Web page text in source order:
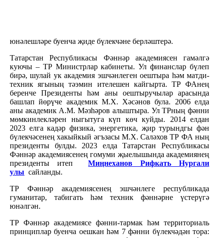
юнәлешләре буенча җиде бүлекчәне берләштерә.
Татарстан Республикасы Фәннәр академиясен гамәлгә
куючы – ТР Министрлар кабинеты. Ул финанслар бүлеп
бирә, шулай ук академия эшчәнлеген оештыра һәм матди-
техник ягының тәэмин ителешен кайгырта. ТР ФАнең
беренче Президенты һәм аны оештыручылар арасында
башлап йөрүче академик М.Х. Хәсәнов була. 2006 елда
аны академик А.М. Мәзһәров алыштыра. Ул ТРның фәнни
мөмкинлекләрен ныгытуга күп көч куйды. 2014 елдан
2023 елга кадәр физика, энергетика, җир турындгы фән
бүлекчәсенең хакыйкый әгъзасы М.Х. Саләхов ТР ФА ның
президенты булды. 2023 елда Татарстан Республикасы
Фәннәр академиясенең гомуми җыелышында академиянең
президенты итепМиңнеханов Рифкать Нургали
улы сайланды.
ТР Фәннәр академиясенең эшчәнлеге республикада
гуманитар, табигать һәм техник фәннәрне үстерүгә
юнәлгән.
ТР Фәннәр академиясе фәнни-тармак һәм территориаль
принциплар буенча оешкан һәм 7 фәнни бүлекчәдән тора: